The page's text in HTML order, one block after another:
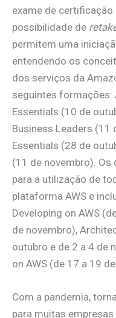
exame de certificação
possibilidade de
permitem uma
entendendo os
dos serviços da
seguintes formações:
Essentials (10 de
Business Leaders (11
Essentials (28 de
(11 de novembro).
para a utilização de
plataforma AWS e
Developing on AWS
de novembro),
outubro e de 2 a 4 de
on AWS (de 17 a 19
Com a pandemia,
para muitas